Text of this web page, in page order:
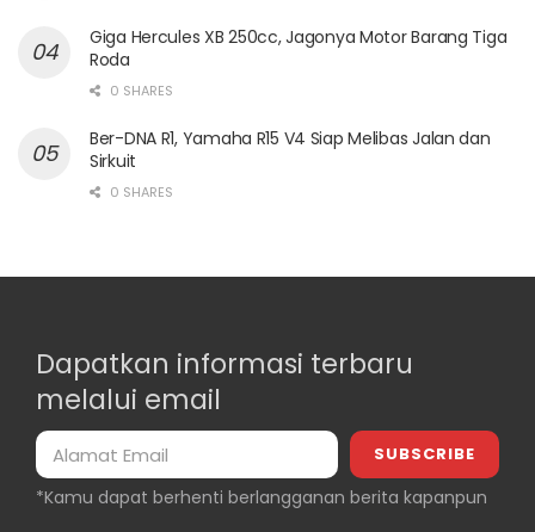
Giga Hercules XB 250cc, Jagonya Motor Barang Tiga
Roda
0 SHARES
Ber-DNA R1, Yamaha R15 V4 Siap Melibas Jalan dan
Sirkuit
0 SHARES
Dapatkan informasi terbaru
melalui email
*Kamu dapat berhenti berlangganan berita kapanpun